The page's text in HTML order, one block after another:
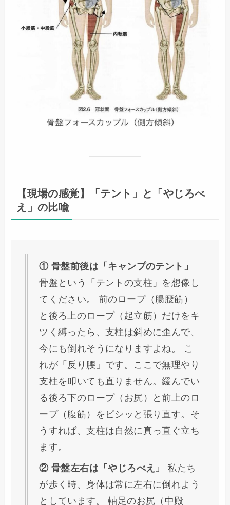
【現場の感覚】「テント」と「やじろべ
え」の比喩
① 骨盤前後は「キャンプのテント」
骨盤という「テントの支柱」を想像し
てください。 前のロープ（腸腰筋）
と後ろ上のロープ（起立筋）だけをキ
ツく縛ったら、支柱は斜めに歪んで、
今にも倒れそうになりますよね。 こ
れが「反り腰」です。ここで無理やり
支柱を叩いても直りません。緩んでい
る後ろ下のロープ（お尻）と前上のロ
ープ（腹筋）をピシッと張り直す。そ
うすれば、支柱は自然に真っ直ぐ立ち
ます。
② 骨盤左右は「やじろべえ」
私たち
が歩く時、身体は常に左右に倒れよう
としています。 軸足のお尻（中殿